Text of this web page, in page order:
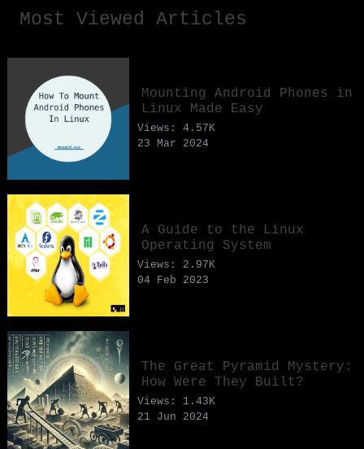
Most Viewed Articles
Mounting Android Phones in
Linux Made Easy
Views: 4.57K
23 Mar 2024
A Guide to the Linux
Operating System
Views: 2.97K
04 Feb 2023
The Great Pyramid Mystery:
How Were They Built?
Views: 1.43K
21 Jun 2024